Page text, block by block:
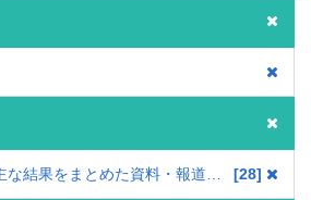
結果の概要（各期の主な結果をまとめた資料・報道資料） 28